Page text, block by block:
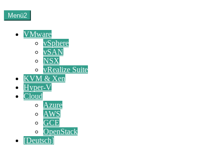
Menü2
VMware
vSphere
vSAN
NSX
vRealize Suite
KVM & Xen
Hyper-V
Cloud
Azure
AWS
GCE
OpenStack
[Deutsch]